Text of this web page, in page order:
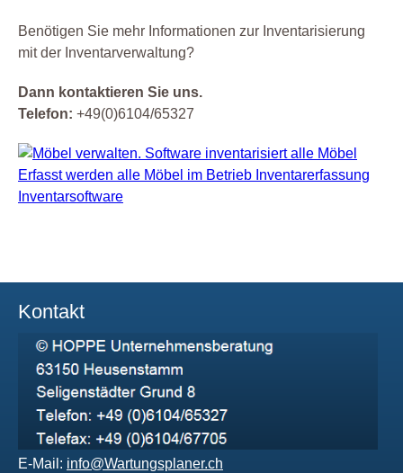
Benötigen Sie mehr Informationen zur Inventarisierung
mit der Inventarverwaltung?
Dann kontaktieren Sie uns.
Telefon: +49(0)6104/65327
Kontakt
E-Mail: info@Wartungsplaner.ch